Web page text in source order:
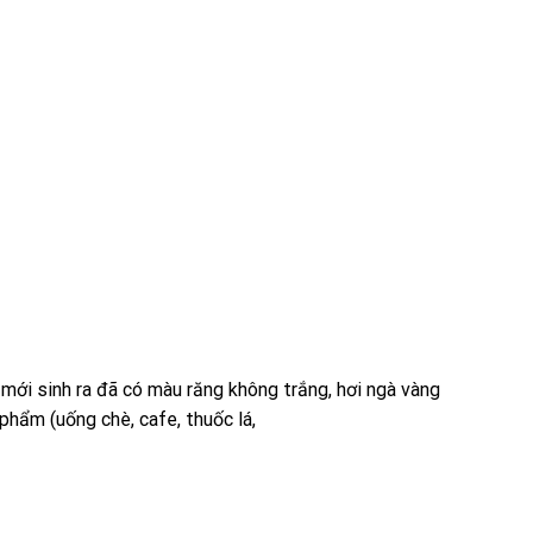
sinh ra đã có màu răng không trắng, hơi ngà vàng
(uống chè, cafe, thuốc lá,